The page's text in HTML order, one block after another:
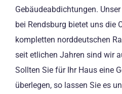
Gebäudeabdichtungen.
bei Rendsburg bietet uns die
kompletten norddeutschen
seit etlichen Jahren sind wir
Sollten Sie für Ihr Haus eine
überlegen, so lassen Sie es